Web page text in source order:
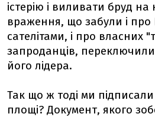
істерію і виливати бруд на
враження, що забули і про
сателітами, і про власних
запроданців,
його лідера.
Так що ж тоді ми підписали
площі? Документ, якого